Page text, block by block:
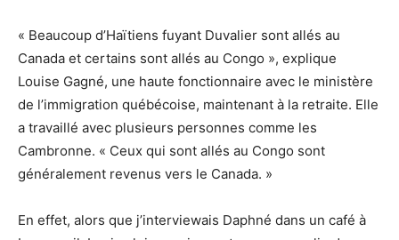
« Beaucoup d’Haïtiens fuyant Duvalier sont allés au
Canada et certains sont allés au Congo », explique
Louise Gagné, une haute fonctionnaire avec le ministère
de l’immigration québécoise, maintenant à la retraite. Elle
a travaillé avec plusieurs personnes comme les
Cambronne. « Ceux qui sont allés au Congo sont
généralement revenus vers le Canada. »
En effet, alors que j’interviewais Daphné dans un café à